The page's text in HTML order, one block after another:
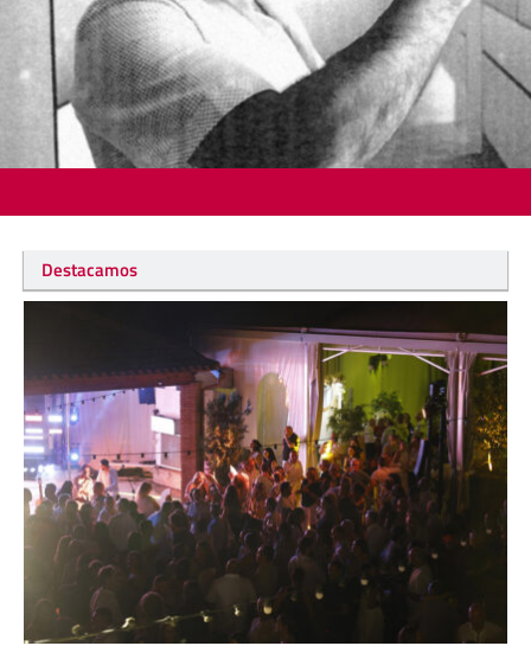
Destacamos